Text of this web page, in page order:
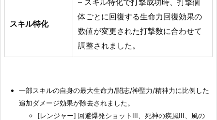
スキル特化
体ごとに回復する生命力回復効果の
数値が変更された打撃数に合わせて
調整されました。
一部スキルの自身の最大生命力/闘志/神聖力/精神力に比例した
追加ダメージ効果が除去されました。
[レンジャー] 回避爆発ショットIII、死神の疾風III、風の